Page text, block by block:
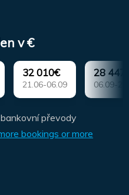
v €
32 010€
21.06-06.09
28
06.09-
převody
bookings or more